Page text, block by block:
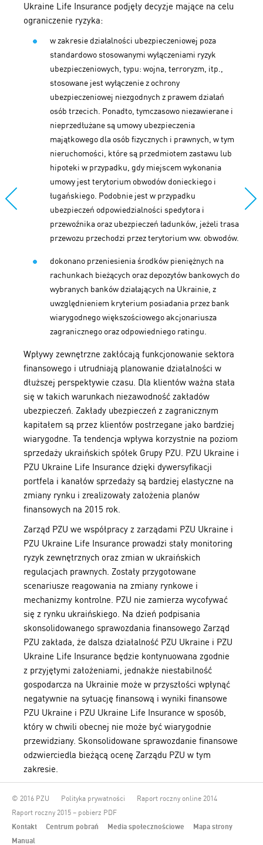
Ukraine Life Insurance podjęły decyzje mające na celu
ograniczenie ryzyka:
w zakresie działalności ubezpieczeniowej poza
standardowo stosowanymi wyłączeniami ryzyk
ubezpieczeniowych, typu: wojna, terroryzm, itp.,
stosowane jest wyłączenie z ochrony
ubezpieczeniowej niezgodnych z prawem działań
osób trzecich. Ponadto, tymczasowo niezawierane i
nieprzedłużane są umowy ubezpieczenia
majątkowego dla osób fizycznych i prawnych, w tym
nieruchomości, które są przedmiotem zastawu lub
hipoteki w przypadku, gdy miejscem wykonania
umowy jest terytorium obwodów donieckiego i
ługańskiego. Podobnie jest w przypadku
ubezpieczeń odpowiedzialności spedytora i
przewoźnika oraz ubezpieczeń ładunków, jeżeli trasa
przewozu przechodzi przez terytorium ww. obwodów.
dokonano przeniesienia środków pieniężnych na
rachunkach bieżących oraz depozytów bankowych do
wybranych banków działających na Ukrainie, z
uwzględnieniem kryterium posiadania przez bank
wiarygodnego większościowego akcjonariusza
zagranicznego oraz odpowiedniego ratingu.
Wpływy zewnętrzne zakłócają funkcjonowanie sektora
finansowego i utrudniają planowanie działalności w
dłuższej perspektywie czasu. Dla klientów ważna stała
się w takich warunkach niezawodność zakładów
ubezpieczeń. Zakłady ubezpieczeń z zagranicznym
kapitałem są przez klientów postrzegane jako bardziej
wiarygodne. Ta tendencja wpływa korzystnie na poziom
sprzedaży ukraińskich spółek Grupy PZU. PZU Ukraine i
PZU Ukraine Life Insurance dzięki dywersyfikacji
portfela i kanałów sprzedaży są bardziej elastyczne na
zmiany rynku i zrealizowały założenia planów
finansowych na 2015 rok.
Zarząd PZU we współpracy z zarządami PZU Ukraine i
PZU Ukraine Life Insurance prowadzi stały monitoring
ryzyk zewnętrznych oraz zmian w ukraińskich
regulacjach prawnych. Zostały przygotowane
scenariusze reagowania na zmiany rynkowe i
mechanizmy kontrolne. PZU nie zamierza wycofywać
się z rynku ukraińskiego. Na dzień podpisania
skonsolidowanego sprawozdania finansowego Zarząd
PZU zakłada, że dalsza działalność PZU Ukraine i PZU
Ukraine Life Insurance będzie kontynuowana zgodnie
z przyjętymi założeniami, jednakże niestabilność
gospodarcza na Ukrainie może w przyszłości wpłynąć
negatywnie na sytuację finansową i wyniki finansowe
PZU Ukraine i PZU Ukraine Life Insurance w sposób,
który w chwili obecnej nie może być wiarygodnie
przewidziany. Skonsolidowane sprawozdanie finansowe
odzwierciedla bieżącą ocenę Zarządu PZU w tym
zakresie.
© 2016 PZU Polityka prywatności
Raport roczny online 2014
Raport roczny 2015 – pobierz PDF
Kontakt
Centrum pobrań Media społecznościowe
Mapa strony
Manual